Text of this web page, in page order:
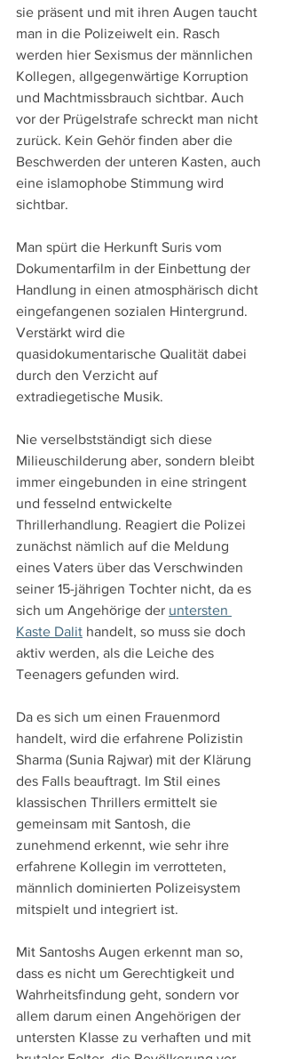
sie präsent und mit ihren Augen taucht
man in die Polizeiwelt ein. Rasch
werden hier Sexismus der männlichen
Kollegen, allgegenwärtige Korruption
und Machtmissbrauch sichtbar. Auch
vor der Prügelstrafe schreckt man nicht
zurück. Kein Gehör finden aber die
Beschwerden der unteren Kasten, auch
eine islamophobe Stimmung wird
sichtbar.
Man spürt die Herkunft Suris vom
Dokumentarfilm in der Einbettung der
Handlung in einen atmosphärisch dicht
eingefangenen sozialen Hintergrund.
Verstärkt wird die
quasidokumentarische Qualität dabei
durch den Verzicht auf
extradiegetische Musik.
Nie verselbstständigt sich diese
Milieuschilderung aber, sondern bleibt
immer eingebunden in eine stringent
und fesselnd entwickelte
Thrillerhandlung. Reagiert die Polizei
zunächst nämlich auf die Meldung
eines Vaters über das Verschwinden
seiner 15-jährigen Tochter nicht, da es
sich um Angehörige der untersten
Kaste Dalit handelt, so muss sie doch
aktiv werden, als die Leiche des
Teenagers gefunden wird.
Da es sich um einen Frauenmord
handelt, wird die erfahrene Polizistin
Sharma (Sunia Rajwar) mit der Klärung
des Falls beauftragt. Im Stil eines
klassischen Thrillers ermittelt sie
gemeinsam mit Santosh, die
zunehmend erkennt, wie sehr ihre
erfahrene Kollegin im verrotteten,
männlich dominierten Polizeisystem
mitspielt und integriert ist.
Mit Santoshs Augen erkennt man so,
dass es nicht um Gerechtigkeit und
Wahrheitsfindung geht, sondern vor
allem darum einen Angehörigen der
untersten Klasse zu verhaften und mit